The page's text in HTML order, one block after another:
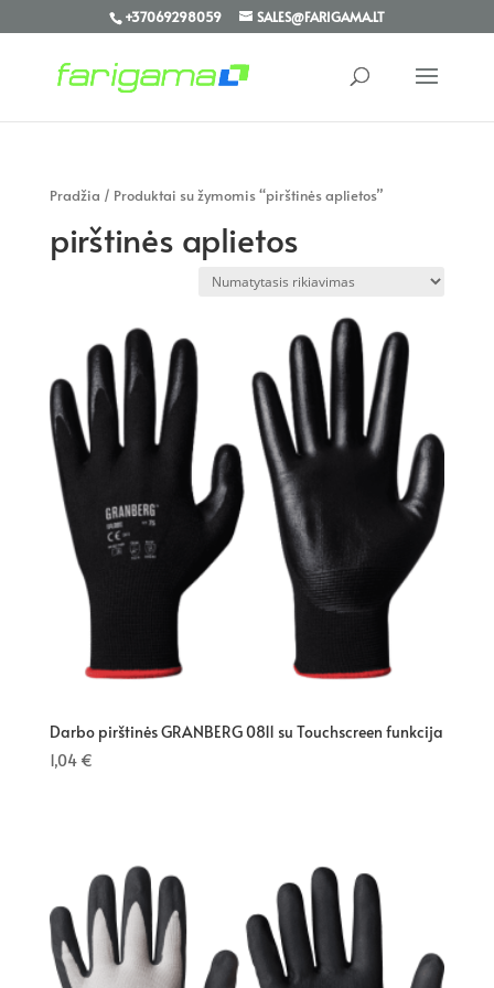
+37069298059 SALES@FARIGAMA.LT
Pradžia / Produktai su žymomis “pirštinės aplietos”
pirštinės aplietos
Darbo pirštinės GRANBERG 0811 su Touchscreen funkcija
1,04 €